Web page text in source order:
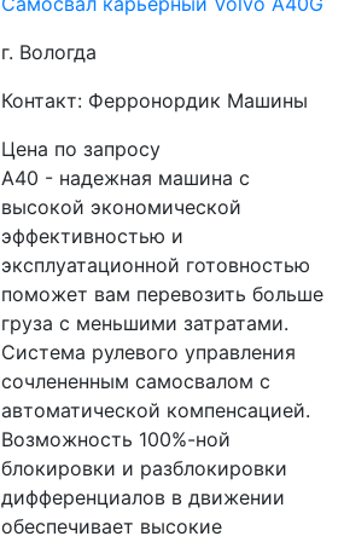
г. Вологда
Контакт: Ферронордик Машины
Цена по запросу
A40 - надежная машина с
высокой экономической
эффективностью и
эксплуатационной готовностью
поможет вам перевозить больше
груза с меньшими затратами.
Система рулевого управления
сочлененным самосвалом с
автоматической компенсацией.
Возможность 100%-ной
блокировки и разблокировки
дифференциалов в движении
обеспечивает высокие